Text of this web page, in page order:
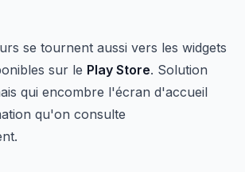
se tournent aussi vers les widgets
sur le Play Store. Solution
qui encombre l'écran d'accueil
qu'on consulte